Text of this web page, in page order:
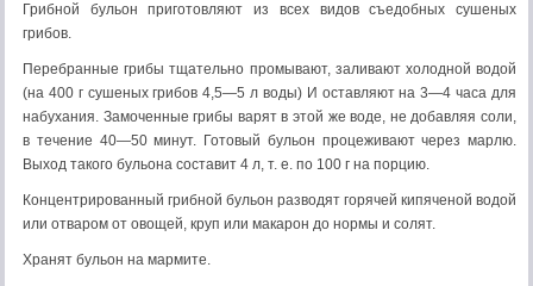
Грибной бульон приготовляют из всех видов съедобных сушеных
грибов.
Перебранные грибы тщательно промывают, заливают холодной водой
(на 400 г сушеных грибов 4,5—5 л воды) И оставляют на 3—4 часа для
набухания. Замоченные грибы варят в этой же воде, не добавляя соли,
в течение 40—50 минут. Готовый бульон процеживают через марлю.
Выход такого бульона составит 4 л, т. е. по 100 г на порцию.
Концентрированный грибной бульон разводят горячей кипяченой водой
или отваром от овощей, круп или макарон до нормы и солят.
Хранят бульон на мармите.